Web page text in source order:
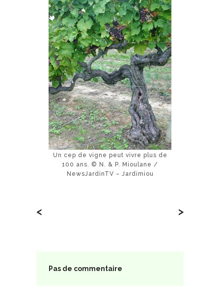
Un cep de vigne peut vivre plus de
100 ans. © N. & P. Mioulane /
NewsJardinTV – Jardimiou
< >
Pas de commentaire